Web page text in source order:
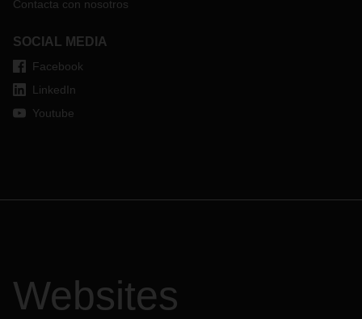
comuníquese con su contacto de DACHSER habitual.
Contacta con nosotros
SOCIAL MEDIA
Facebook
LinkedIn
Youtube
Websites